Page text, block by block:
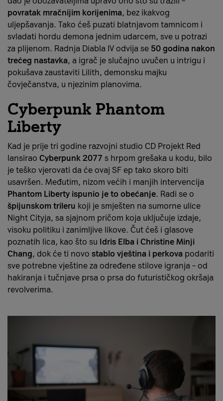
povratak mračnijim korijenima, bez ikakvog
uljepšavanja. Tako ćeš puzati blatnjavom tamnicom i
svladati hordu demona jednim udarcem, sve u potrazi
za plijenom. Radnja Diabla IV odvija se 50 godina nakon
trećeg nastavka, a igrač je slučajno uvučen u intrigu i
pokušava zaustaviti Lilith, demonsku majku
čovječanstva, u njezinim planovima.
Cyberpunk Phantom
Liberty
Kad je prije tri godine razvojni studio CD Projekt Red
lansirao Cyberpunk 2077 s hrpom grešaka u kodu, bilo
je teško vjerovati da će ovaj SF ep tako skoro biti
usavršen. Međutim, nizom većih i manjih intervencija
Phantom Liberty ispunio je to obećanje. Radi se o
špijunskom trileru koji je smješten na sumorne ulice
Night Cityja, sa sjajnom pričom koja uključuje izdaje,
visoku politiku i zanimljive likove. Čut ćeš i glasove
poznatih lica, kao što su Idris Elba i Christine Minji
Chang, dok će ti novo stablo vještina i perkova podariti
sve potrebne vještine za određene stilove igranja – od
hakiranja i tučnjave prsa o prsa do futurističkog okršaja
revolverima.